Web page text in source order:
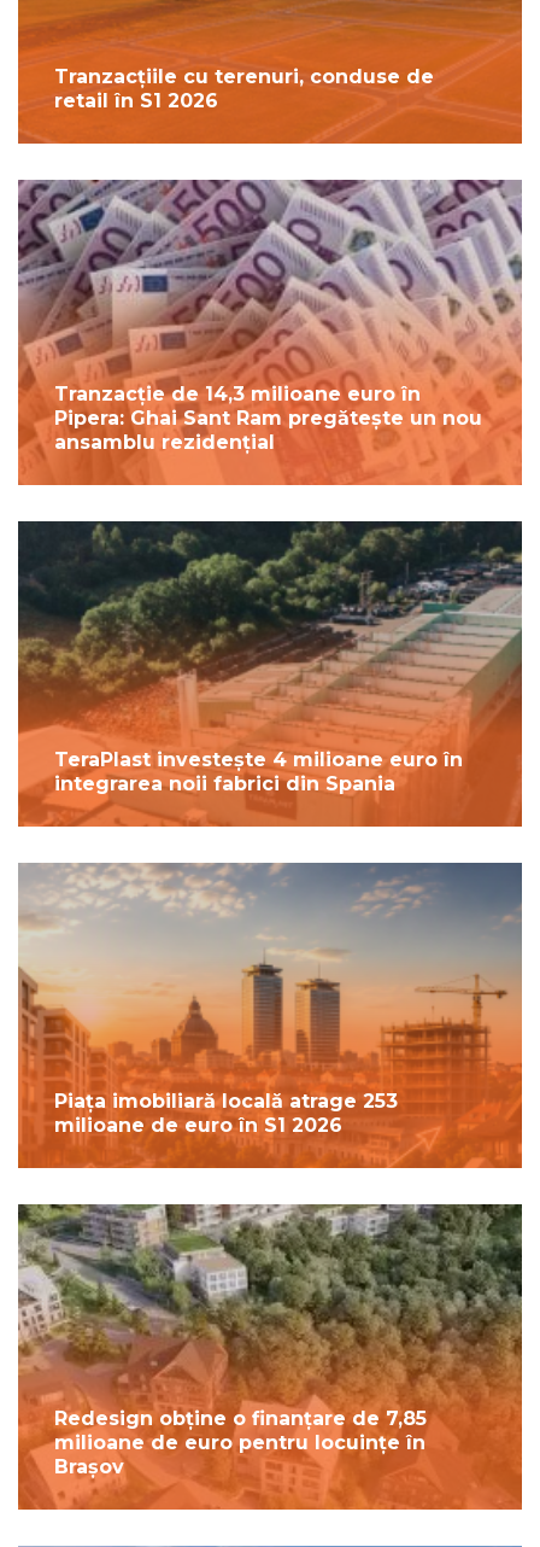
Tranzacțiile cu terenuri, conduse de
retail în S1 2026
Tranzacție de 14,3 milioane euro în
Pipera: Ghai Sant Ram pregătește un nou
ansamblu rezidențial
TeraPlast investește 4 milioane euro în
integrarea noii fabrici din Spania
Piața imobiliară locală atrage 253
milioane de euro în S1 2026
Redesign obține o finanțare de 7,85
milioane de euro pentru locuințe în
Brașov